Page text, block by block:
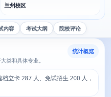
兰州校区
内容 考试大纲 院校评论
类和具体专业。
统计概览
立卡 287 人、免试招生 200 人，